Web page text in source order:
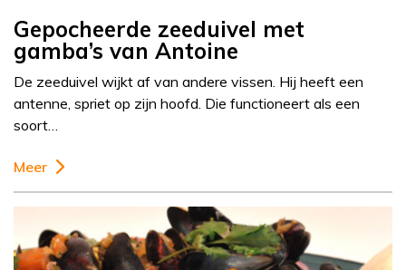
Gepocheerde zeeduivel met
gamba’s van Antoine
De zeeduivel wijkt af van andere vissen. Hij heeft een
antenne, spriet op zijn hoofd. Die functioneert als een
soort…
Meer